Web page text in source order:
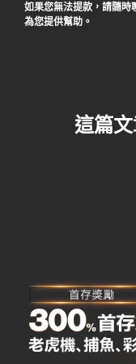
如果您無法提款，請隨時
為您提供幫助。
這篇